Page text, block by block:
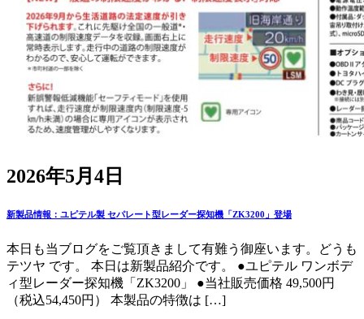
2026年5月4日
新製品情報：ユピテル製 セパレート型レーダー探知機「ZK3200」登場
本日も当ブログをご覧頂きまして有難う御座います。どうも
テツヤ です。 本日は新製品紹介です。 ●ユピテル ワンボデ
ィ型レーダー探知機「ZK3200」 ●当社販売価格 49,500円
（税込54,450円） 本製品の特徴は […]